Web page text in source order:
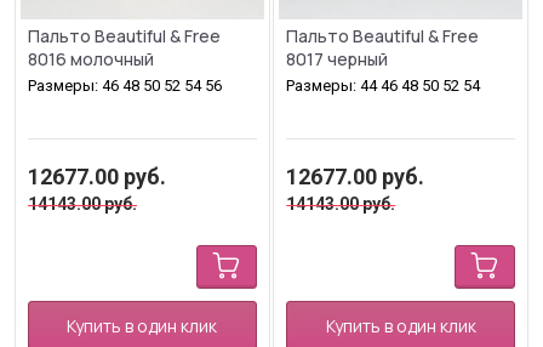
Пальто Beautiful & Free
8016 молочный
Размеры: 46 48 50 52 54 56
12677.00 руб.
14143.00руб.
Купить в один клик
Пальто Beautiful & Free
8017 черный
Размеры: 44 46 48 50 52 54
12677.00 руб.
14143.00руб.
Купить в один клик